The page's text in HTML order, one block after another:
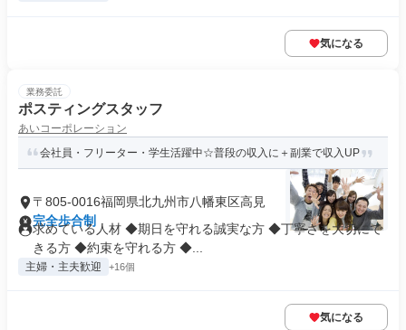
気になる
業務委託
ポスティングスタッフ
あいコーポレーション
会社員・フリーター・学生活躍中☆普段の収入に＋副業で収入UP
〒805-0016福岡県北九州市八幡東区高見
完全歩合制
求めている人材 ◆期日を守れる誠実な方 ◆丁寧さを大切にで
きる方 ◆約束を守れる方 ◆...
主婦・主夫歓迎 +16個
気になる